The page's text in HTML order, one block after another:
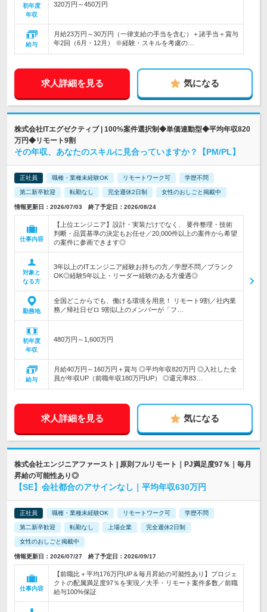
初年度
年収
320万円～450万円
給与
月給23万円～30万円（一律支給の手当を含む）＋諸手当＋賞与
年2回（6月・12月） ※経験・スキルを考慮の…
求人詳細を見る 気になる
株式会社ITエグゼクティブ | 100%案件選択制◆単価連動型◆平均年収820
万円◆リモート9割
その年収、あなたのスキルに見合っていますか？【PM/PL】
正社員 職種・業種未経験OK リモートワーク可 学歴不問
第二新卒歓迎 転勤なし 完全週休2日制 女性のおしごと掲載中
情報更新日：2026/07/03 終了予定日：2026/08/24
仕事内容
【上位エンジニア】設計・実装だけでなく、 要件整理・技術
判断・品質基準の決定もお任せ／20,000件以上の案件から希望
の案件に参画できます◎
対象と
なる方
3年以上のITエンジニア経験お持ちの方／学歴不問／ブランク
OK◎経験5年以上・リーダー経験のある方優遇◎
勤務地
全国どこからでも、働ける環境を用意！ リモート9割／社内業
務／帰社日ゼロ 9割以上のメンバーが「フ…
初年度
年収
480万円～1,600万円
給与
月給40万円～160万円＋賞与 ◎平均年収820万円 ◎入社した全
員が年収UP（前職年収180万円UP） ◎還元率83…
求人詳細を見る 気になる
株式会社エンジニアファースト | 原則フルリモート｜PJ満足度97％｜毎月
昇給の可能性あり◎
【SE】会社都合のアサインなし｜平均年収630万円
正社員 職種・業種未経験OK リモートワーク可 学歴不問
第二新卒歓迎 転勤なし 上場企業 完全週休2日制
女性のおしごと掲載中
情報更新日：2026/07/27 終了予定日：2026/09/17
仕事内容
【前職比＋平均176万円UP＆毎月昇給の可能性あり】プロジェ
クトの配属満足度97％を実現／大手・リモート案件多数／前職
給与100%保証